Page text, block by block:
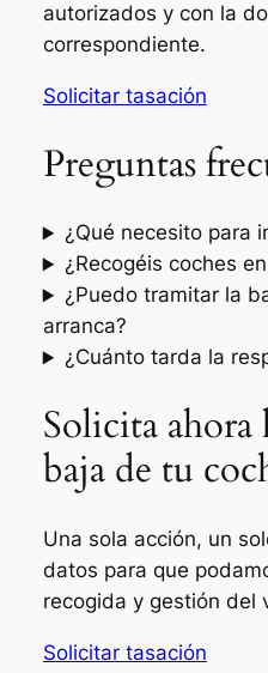
autorizados y con la
correspondiente.
Solicitar tasación
Preguntas
¿Qué necesito para
¿Recogéis coches
¿Puedo tramitar la
arranca?
¿Cuánto tarda la
Solicita ahora
baja de tu
Una sola acción, un
datos para que
recogida y gestión del
Solicitar tasación